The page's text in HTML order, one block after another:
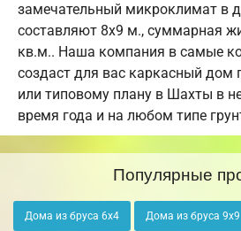
замечательный микроклимат в
составляют 8х9 м., суммарная
кв.м.. Наша компания в самые
создаст для вас каркасный дом
или типовому плану в Шахты в
время года и на любом типе
Популярные
Дома из бруса 6х4 Дома из бруса 9х9